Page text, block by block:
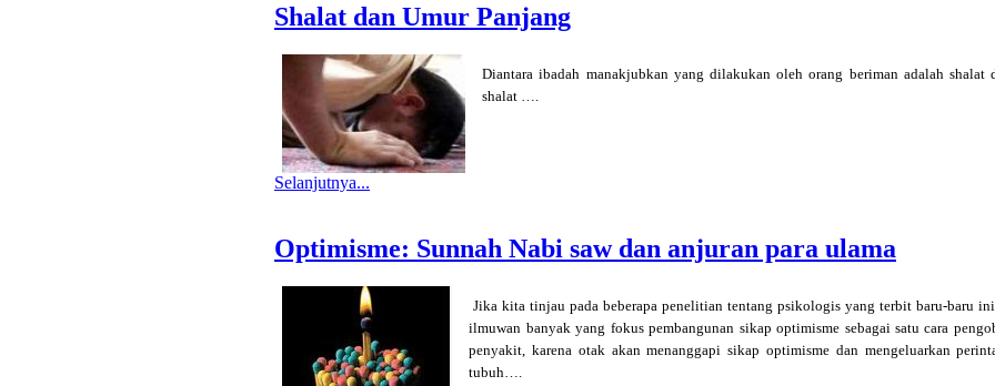
Shalat dan Umur Panjang
Diantara ibadah manakjubkan yang dilakukan oleh orang beriman adalah shalat
shalat ….
Selanjutnya...
Optimisme: Sunnah Nabi saw dan anjuran para ulama
Jika kita tinjau pada beberapa penelitian tentang psikologis yang terbit baru-baru
ilmuwan banyak yang fokus pembangunan sikap optimisme sebagai satu cara
penyakit, karena otak akan menanggapi sikap optimisme dan mengeluarkan
tubuh….